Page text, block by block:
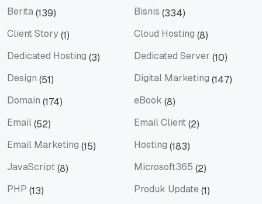
Berita(139) Bisnis (334)
Client Story(1) Cloud Hosting (8)
Dedicated Hosting (3) Dedicated Server (10)
Design (51) Digital Marketing (147)
Domain (174) eBook (8)
Email(52) Email Client(2)
Email Marketing (15) Hosting (183)
JavaScript(8) Microsoft365 (2)
PHP (13) Produk Update (1)